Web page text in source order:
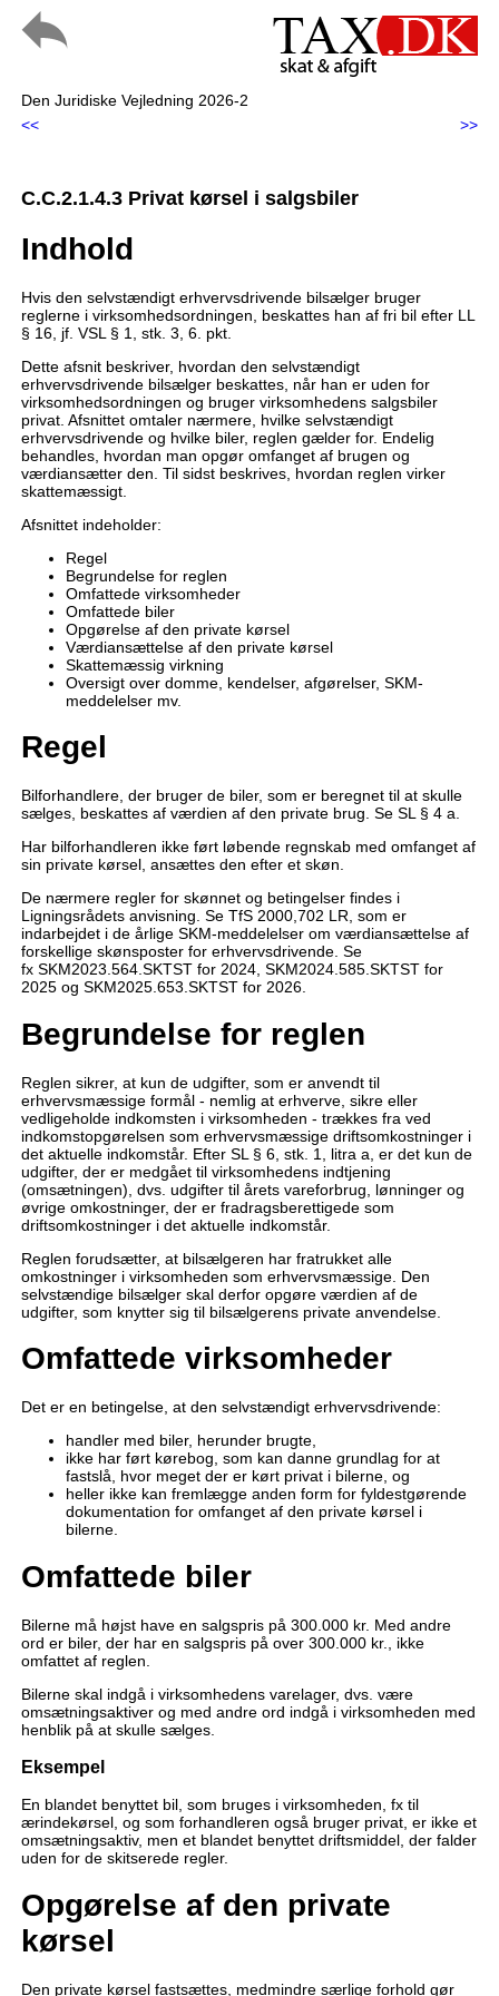
Den Juridiske Vejledning 2026-2
<<
>>
C.C.2.1.4.3 Privat kørsel i salgsbiler
Indhold
Hvis den selvstændigt erhvervsdrivende bilsælger bruger
reglerne i virksomhedsordningen, beskattes han af fri bil efter LL
§ 16, jf. VSL § 1, stk. 3, 6. pkt.
Dette afsnit beskriver, hvordan den selvstændigt
erhvervsdrivende bilsælger beskattes, når han er uden for
virksomhedsordningen og bruger virksomhedens salgsbiler
privat. Afsnittet omtaler nærmere, hvilke selvstændigt
erhvervsdrivende og hvilke biler, reglen gælder for. Endelig
behandles, hvordan man opgør omfanget af brugen og
værdiansætter den. Til sidst beskrives, hvordan reglen virker
skattemæssigt.
Afsnittet indeholder:
Regel
Begrundelse for reglen
Omfattede virksomheder
Omfattede biler
Opgørelse af den private kørsel
Værdiansættelse af den private kørsel
Skattemæssig virkning
Oversigt over domme, kendelser, afgørelser, SKM-
meddelelser mv.
Regel
Bilforhandlere, der bruger de biler, som er beregnet til at skulle
sælges, beskattes af værdien af den private brug. Se SL § 4 a.
Har bilforhandleren ikke ført løbende regnskab med omfanget af
sin private kørsel, ansættes den efter et skøn.
De nærmere regler for skønnet og betingelser findes i
Ligningsrådets anvisning. Se TfS 2000,702 LR, som er
indarbejdet i de årlige SKM-meddelelser om værdiansættelse af
forskellige skønsposter for erhvervsdrivende. Se
fx SKM2023.564.SKTST for 2024, SKM2024.585.SKTST for
2025 og SKM2025.653.SKTST for 2026.
Begrundelse for reglen
Reglen sikrer, at kun de udgifter, som er anvendt til
erhvervsmæssige formål - nemlig at erhverve, sikre eller
vedligeholde indkomsten i virksomheden - trækkes fra ved
indkomstopgørelsen som erhvervsmæssige driftsomkostninger i
det aktuelle indkomstår. Efter SL § 6, stk. 1, litra a, er det kun de
udgifter, der er medgået til virksomhedens indtjening
(omsætningen), dvs. udgifter til årets vareforbrug, lønninger og
øvrige omkostninger, der er fradragsberettigede som
driftsomkostninger i det aktuelle indkomstår.
Reglen forudsætter, at bilsælgeren har fratrukket alle
omkostninger i virksomheden som erhvervsmæssige. Den
selvstændige bilsælger skal derfor opgøre værdien af de
udgifter, som knytter sig til bilsælgerens private anvendelse.
Omfattede virksomheder
Det er en betingelse, at den selvstændigt erhvervsdrivende:
handler med biler, herunder brugte,
ikke har ført kørebog, som kan danne grundlag for at
fastslå, hvor meget der er kørt privat i bilerne, og
heller ikke kan fremlægge anden form for fyldestgørende
dokumentation for omfanget af den private kørsel i
bilerne.
Omfattede biler
Bilerne må højst have en salgspris på 300.000 kr. Med andre
ord er biler, der har en salgspris på over 300.000 kr., ikke
omfattet af reglen.
Bilerne skal indgå i virksomhedens varelager, dvs. være
omsætningsaktiver og med andre ord indgå i virksomheden med
henblik på at skulle sælges.
Eksempel
En blandet benyttet bil, som bruges i virksomheden, fx til
ærindekørsel, og som forhandleren også bruger privat, er ikke et
omsætningsaktiv, men et blandet benyttet driftsmiddel, der falder
uden for de skitserede regler.
Opgørelse af den private
kørsel
Den private kørsel fastsættes, medmindre særlige forhold gør